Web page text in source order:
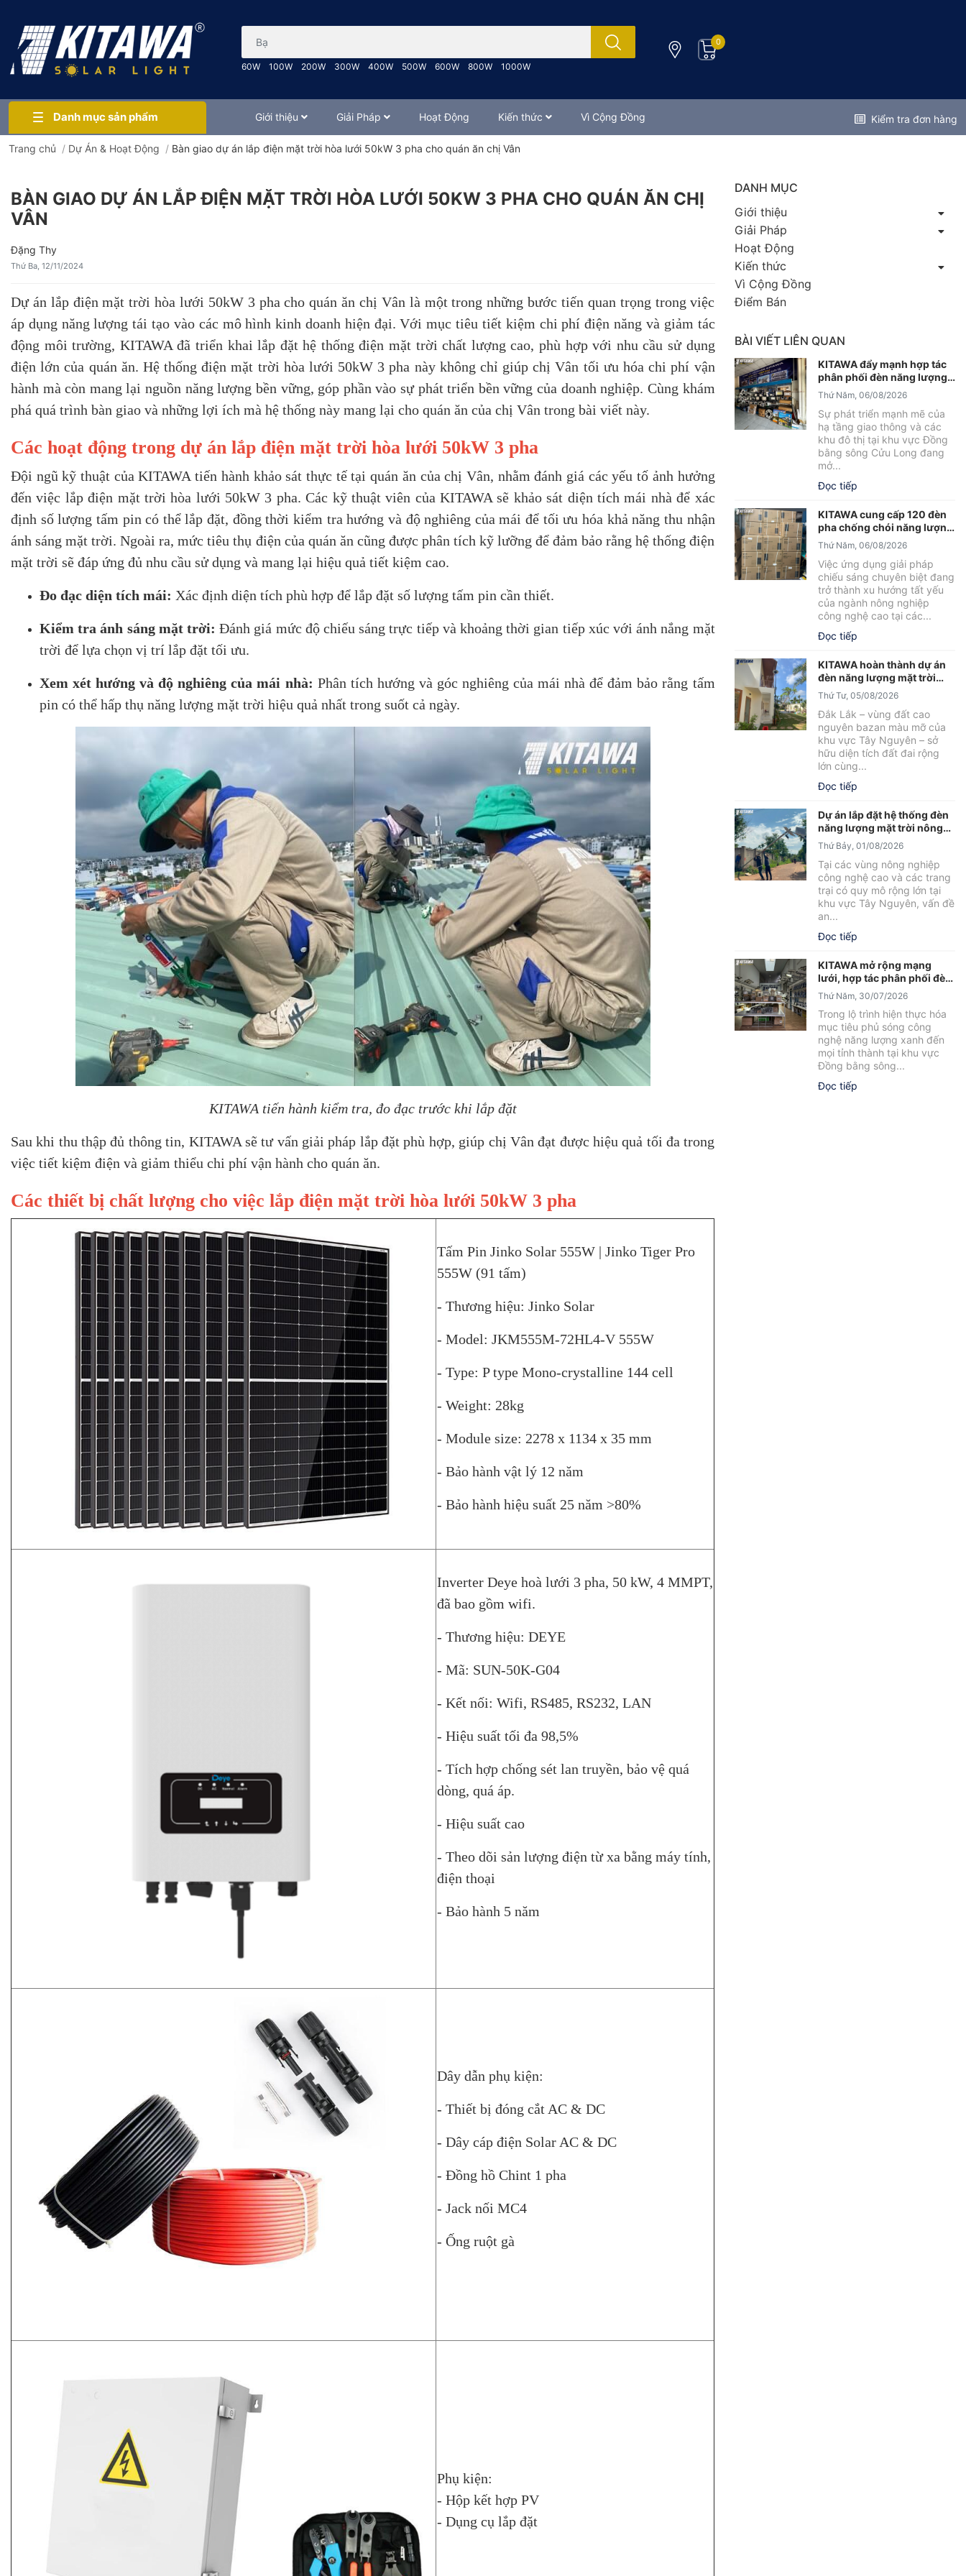
60W 100W 200W 300W 400W 500W 600W 800W 1000W
0
Danh mục sản phẩm Giới thiệu Giải Pháp Hoạt Động Kiến thức Vì Cộng Đồng Kiểm tra đơn hàng
Trang chủ / Dự Án & Hoạt Động / Bàn giao dự án lắp điện mặt trời hòa lưới 50kW 3 pha cho quán ăn chị Vân
BÀN GIAO DỰ ÁN LẮP ĐIỆN MẶT TRỜI HÒA LƯỚI 50KW 3 PHA CHO QUÁN ĂN CHỊ
VÂN
Đặng Thy
Thứ Ba, 12/11/2024
Dự án lắp điện mặt trời hòa lưới 50kW 3 pha cho quán ăn chị Vân là một trong những bước tiến quan trọng trong việc
áp dụng năng lượng tái tạo vào các mô hình kinh doanh hiện đại. Với mục tiêu tiết kiệm chi phí điện năng và giảm tác
động môi trường, KITAWA đã triển khai lắp đặt hệ thống điện mặt trời chất lượng cao, phù hợp với nhu cầu sử dụng
điện lớn của quán ăn. Hệ thống điện mặt trời hòa lưới 50kW 3 pha này không chỉ giúp chị Vân tối ưu hóa chi phí vận
hành mà còn mang lại nguồn năng lượng bền vững, góp phần vào sự phát triển bền vững của doanh nghiệp. Cùng khám
phá quá trình bàn giao và những lợi ích mà hệ thống này mang lại cho quán ăn của chị Vân trong bài viết này.
Các hoạt động trong dự án lắp điện mặt trời hòa lưới 50kW 3 pha
Đội ngũ kỹ thuật của KITAWA tiến hành khảo sát thực tế tại quán ăn của chị Vân, nhằm đánh giá các yếu tố ảnh hưởng
đến việc lắp điện mặt trời hòa lưới 50kW 3 pha. Các kỹ thuật viên của KITAWA sẽ khảo sát diện tích mái nhà để xác
định số lượng tấm pin có thể lắp đặt, đồng thời kiểm tra hướng và độ nghiêng của mái để tối ưu hóa khả năng thu nhận
ánh sáng mặt trời. Ngoài ra, mức tiêu thụ điện của quán ăn cũng được phân tích kỹ lưỡng để đảm bảo rằng hệ thống điện
mặt trời sẽ đáp ứng đủ nhu cầu sử dụng và mang lại hiệu quả tiết kiệm cao.
Đo đạc diện tích mái: Xác định diện tích phù hợp để lắp đặt số lượng tấm pin cần thiết.
Kiểm tra ánh sáng mặt trời: Đánh giá mức độ chiếu sáng trực tiếp và khoảng thời gian tiếp xúc với ánh nắng mặt
trời để lựa chọn vị trí lắp đặt tối ưu.
Xem xét hướng và độ nghiêng của mái nhà: Phân tích hướng và góc nghiêng của mái nhà để đảm bảo rằng tấm
pin có thể hấp thụ năng lượng mặt trời hiệu quả nhất trong suốt cả ngày.
KITAWA tiến hành kiểm tra, đo đạc trước khi lắp đặt
Sau khi thu thập đủ thông tin, KITAWA sẽ tư vấn giải pháp lắp đặt phù hợp, giúp chị Vân đạt được hiệu quả tối đa trong
việc tiết kiệm điện và giảm thiểu chi phí vận hành cho quán ăn.
Các thiết bị chất lượng cho việc lắp điện mặt trời hòa lưới 50kW 3 pha
Tấm Pin Jinko Solar 555W | Jinko Tiger Pro
555W (91 tấm)
- Thương hiệu: Jinko Solar
- Model: JKM555M-72HL4-V 555W
- Type: P type Mono-crystalline 144 cell
- Weight: 28kg
- Module size: 2278 x 1134 x 35 mm
- Bảo hành vật lý 12 năm
- Bảo hành hiệu suất 25 năm >80%
Inverter Deye hoà lưới 3 pha, 50 kW, 4 MMPT,
đã bao gồm wifi.
- Thương hiệu: DEYE
- Mã: SUN-50K-G04
- Kết nối: Wifi, RS485, RS232, LAN
- Hiệu suất tối đa 98,5%
- Tích hợp chống sét lan truyền, bảo vệ quá
dòng, quá áp.
- Hiệu suất cao
- Theo dõi sản lượng điện từ xa bằng máy tính,
điện thoại
- Bảo hành 5 năm
Dây dẫn phụ kiện:
- Thiết bị đóng cắt AC & DC
- Dây cáp điện Solar AC & DC
- Đồng hồ Chint 1 pha
- Jack nối MC4
- Ống ruột gà
Phụ kiện:
- Hộp kết hợp PV
- Dụng cụ lắp đặt
DANH MỤC
Giới thiệu
Giải Pháp
Hoạt Động
Kiến thức
Vì Cộng Đồng
Điểm Bán
BÀI VIẾT LIÊN QUAN
KITAWA đẩy mạnh hợp tác
phân phối đèn năng lượng
mặt trời An Giang
Thứ Năm, 06/08/2026
Sự phát triển mạnh mẽ của
hạ tầng giao thông và các
khu đô thị tại khu vực Đồng
bằng sông Cửu Long đang
mở...
Đọc tiếp
KITAWA cung cấp 120 đèn
pha chống chói năng lượng
mặt trời cho trại tôm Bạc
Thứ Năm, 06/08/2026
Việc ứng dụng giải pháp
chiếu sáng chuyên biệt đang
trở thành xu hướng tất yếu
của ngành nông nghiệp
công nghệ cao tại các...
Đọc tiếp
KITAWA hoàn thành dự án
đèn năng lượng mặt trời
sân vườn UFO 600W tại
Đắk Lắk
Thứ Tư, 05/08/2026
Đắk Lắk – vùng đất cao
nguyên bazan màu mỡ của
khu vực Tây Nguyên – sở
hữu diện tích đất đai rộng
lớn cùng...
Đọc tiếp
Dự án lắp đặt hệ thống đèn
năng lượng mặt trời nông
trại tại Đắk Lắk
Thứ Bảy, 01/08/2026
Tại các vùng nông nghiệp
công nghệ cao và các trang
trại có quy mô rộng lớn tại
khu vực Tây Nguyên, vấn đề
an...
Đọc tiếp
KITAWA mở rộng mạng
lưới, hợp tác phân phối đèn
năng lượng mặt trời tại Sóc
Thứ Năm, 30/07/2026
Trong lộ trình hiện thực hóa
mục tiêu phủ sóng công
nghệ năng lượng xanh đến
mọi tỉnh thành tại khu vực
Đồng bằng sông...
Đọc tiếp